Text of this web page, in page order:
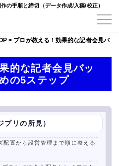
の手順と締切（データ作成/入稿/校正）
> プロが教える！効果的な記者会見バ
的な記者会見バッ
の5ステップ
プリの所見）
配置から設営管理まで順に整える